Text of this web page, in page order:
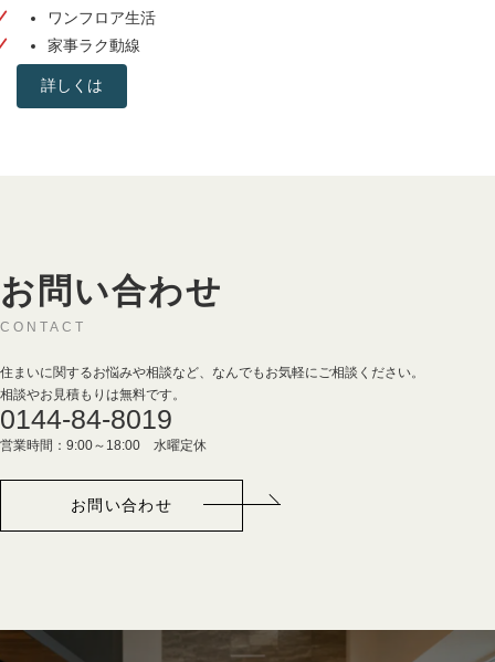
ワンフロア生活
家事ラク動線
詳しくは
お問い合わせ
CONTACT
住まいに関するお悩みや相談など、なんでもお気軽にご相談ください。
相談やお見積もりは無料です。
0144-84-8019
営業時間：9:00～18:00 水曜定休
お問い合わせ